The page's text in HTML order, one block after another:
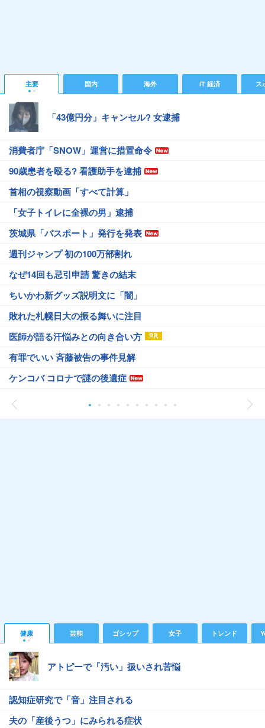
主要 国内 海外 IT 経済 ス
「43億円分」キャンセル? 女逮捕
消費者庁「SNOW」運営に措置命令
90歳患者を殴る? 看護助手を逮捕
首相の視察動画「すべて計算」
「女子トイレに全裸の男」逮捕
茨城県「パスポート」発行を発表
週刊ジャンプ 初の100万部割れ
なぜ14回も忌引申請 驚きの結末
ちいかわ新グッズ説明文に「闇」
敗れた札幌日大の振る舞いに注目
医師が語る汗悩みとの向き合い方
有罪でいい 斉藤被告の事件見解
ケンコバ コロナで謎の後遺症
健康 芸能 ゴシップ 女子 トレンド
アトピーで「汚い」扱いされ苦悩
認知症研究で「音」注目される
夫の「産後うつ」にみられる症状